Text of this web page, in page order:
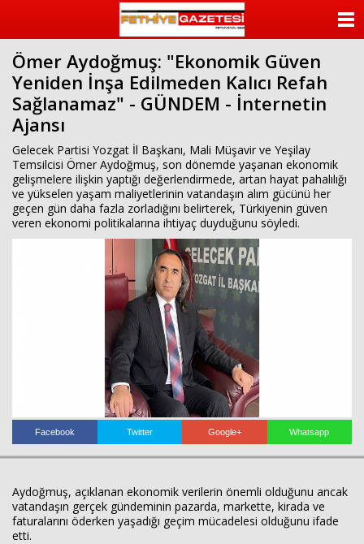
beylikdüzü
escort
bayan
beylikdüzü
escort
bayan
escort
beylikdüzü
beylikdüzü
escort
Ömer Aydoğmuş: "Ekonomik Güven
Yeniden İnşa Edilmeden Kalıcı Refah
Sağlanamaz" - GÜNDEM - İnternetin
Ajansı
Gelecek Partisi Yozgat İl Başkanı, Mali Müşavir ve Yeşilay
Temsilcisi Ömer Aydoğmuş, son dönemde yaşanan ekonomik
gelişmelere ilişkin yaptığı değerlendirmede, artan hayat pahalılığı
ve yükselen yaşam maliyetlerinin vatandaşın alım gücünü her
geçen gün daha fazla zorladığını belirterek, Türkiyenin güven
veren ekonomi politikalarına ihtiyaç duyduğunu söyledi.
Facebook Twitter Google+ Whatsapp
Aydoğmuş, açıklanan ekonomik verilerin önemli olduğunu ancak
vatandaşın gerçek gündeminin pazarda, markette, kirada ve
faturalarını öderken yaşadığı geçim mücadelesi olduğunu ifade
etti.
KATEGORİLER
YAZARLAR
FOTO GALERİ
VİDEO GALERİ
KÜNYE
İLETİŞİM